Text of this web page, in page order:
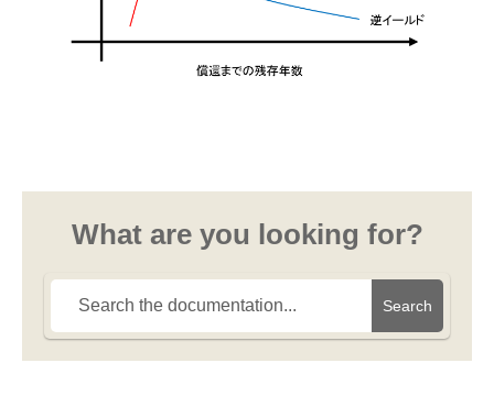
What are you looking for?
Search